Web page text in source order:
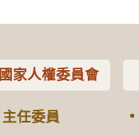
國家人權委員會
主任委員